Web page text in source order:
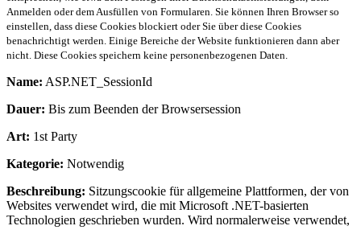
Anmelden oder dem Ausfüllen von Formularen. Sie können Ihren Browser so
einstellen, dass diese Cookies blockiert oder Sie über diese Cookies
benachrichtigt werden. Einige Bereiche der Website funktionieren dann aber
nicht. Diese Cookies speichern keine personenbezogenen Daten.
Name: ASP.NET_SessionId
Dauer: Bis zum Beenden der Browsersession
Art: 1st Party
Kategorie: Notwendig
Beschreibung: Sitzungscookie für allgemeine Plattformen, der von
Websites verwendet wird, die mit Microsoft .NET-basierten
Technologien geschrieben wurden. Wird normalerweise verwendet,